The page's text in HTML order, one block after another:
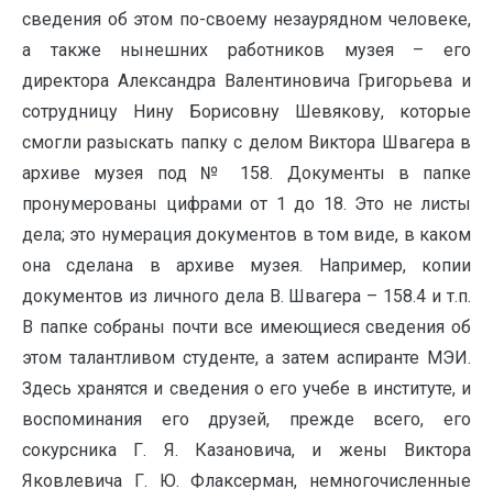
сведения об этом по-своему незаурядном человеке,
а также нынешних работников музея – его
директора Александра Валентиновича Григорьева и
сотрудницу Нину Борисовну Шевякову, которые
смогли разыскать папку с делом Виктора Швагера в
архиве музея под № 158. Документы в папке
пронумерованы цифрами от 1 до 18. Это не листы
дела; это нумерация документов в том виде, в каком
она сделана в архиве музея. Например, копии
документов из личного дела В. Швагера – 158.4 и т.п.
В папке собраны почти все имеющиеся сведения об
этом талантливом студенте, а затем аспиранте МЭИ.
Здесь хранятся и сведения о его учебе в институте, и
воспоминания его друзей, прежде всего, его
сокурсника Г. Я. Казановича, и жены Виктора
Яковлевича Г. Ю. Флаксерман, немногочисленные